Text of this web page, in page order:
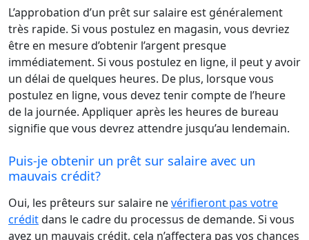
L’approbation d’un prêt sur salaire est généralement
très rapide. Si vous postulez en magasin, vous devriez
être en mesure d’obtenir l’argent presque
immédiatement. Si vous postulez en ligne, il peut y avoir
un délai de quelques heures. De plus, lorsque vous
postulez en ligne, vous devez tenir compte de l’heure
de la journée. Appliquer après les heures de bureau
signifie que vous devrez attendre jusqu’au lendemain.
Puis-je obtenir un prêt sur salaire avec un
mauvais crédit?
Oui, les prêteurs sur salaire nevérifieront pas votre
créditdans le cadre du processus de demande. Si vous
avez un mauvais crédit, cela n’affectera pas vos chances